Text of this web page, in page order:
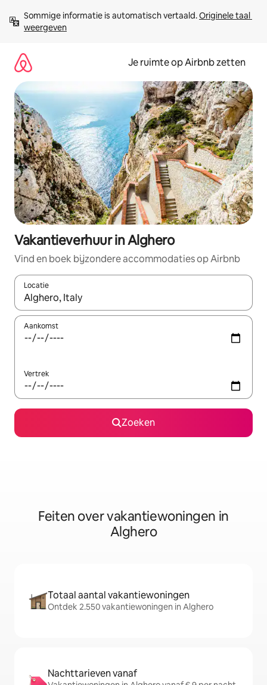
direct
naar
Sommige informatie is automatisch vertaald. Originele taal
weergeven
Je ruimte op Airbnb zetten
Vakantieverhuur in Alghero
Vind en boek bijzondere accommodaties op Airbnb
Locatie
Wanneer er suggesties beschikbaar zijn, maak je een keuze
Aankomst
Vertrek
Zoeken
Feiten over vakantiewoningen in
Alghero
Totaal aantal vakantiewoningen
Ontdek 2.550 vakantiewoningen in Alghero
Nachttarieven vanaf